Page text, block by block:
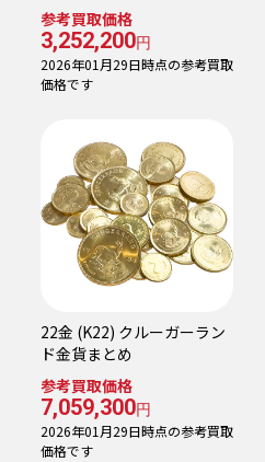
参考買取価格
3,252,200円
2026年01月29日時点の参考買取
価格です
22金 (K22) クルーガーラン
ド金貨まとめ
参考買取価格
7,059,300円
2026年01月29日時点の参考買取
価格です